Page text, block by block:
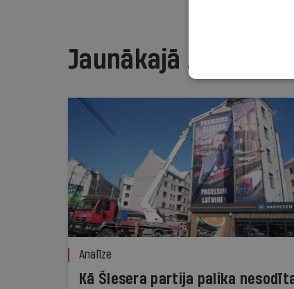
Jaunākajā žurnālā
Analīze
Kā Šlesera partija palika